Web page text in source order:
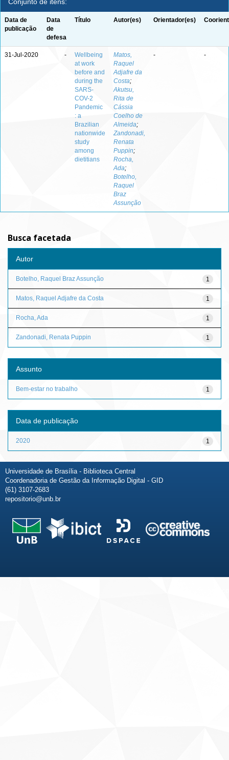
Data de
publicação
Data
de
defesa
Título Autor(es) Orientador(es)
31-Jul-2020 -
Wellbeing
at work
before and
during the
SARS-
COV-2
Pandemic
: a
Brazilian
nationwide
study
among
dietitians
Matos,
Raquel
Adjafre da
Costa;
Akutsu,
Rita de
Cássia
Coelho de
Almeida;
Zandonadi,
Renata
Puppin;
Rocha,
Ada;
Botelho,
Raquel
Braz
Assunção
- -
Busca facetada
Autor
1
Botelho, Raquel Braz Assunção
1
Matos, Raquel Adjafre da Costa
1
Rocha, Ada
1
Zandonadi, Renata Puppin
Assunto
1
Bem-estar no trabalho
Data de publicação
1
2020
Universidade de Brasília - Biblioteca Central
Coordenadoria de Gestão da Informação Digital - GID
(61) 3107-2683
repositorio@unb.br